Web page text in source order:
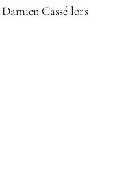
Cassé lors